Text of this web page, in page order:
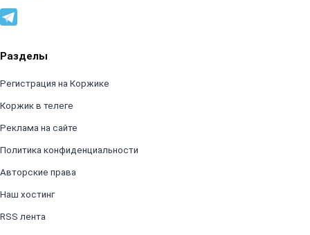
Разделы
Регистрация на Коржике
Коржик в телеге
Реклама на сайте
Политика конфиденциальности
Авторские права
Наш хостинг
RSS лента